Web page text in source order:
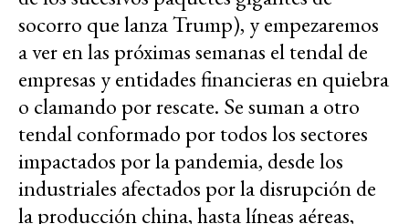
socorro que lanza Trump), y empezaremos
a ver en las próximas semanas el tendal de
empresas y entidades financieras en quiebra
o clamando por rescate. Se suman a otro
tendal conformado por todos los sectores
impactados por la pandemia, desde los
industriales afectados por la disrupción de
la producción china, hasta líneas aéreas,